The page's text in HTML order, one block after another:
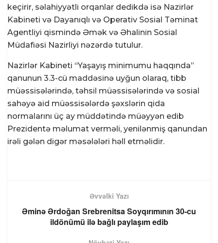
keçirir, səlahiyyətli orqanlar dedikdə isə Nazirlər
Kabineti və Dayanıqlı və Operativ Sosial Təminat
Agentliyi qismində Əmək və Əhalinin Sosial
Müdafiəsi Nazirliyi nəzərdə tutulur.
Nazirlər Kabineti “Yaşayış minimumu haqqında”
qanunun 3.3-cü maddəsinə uyğun olaraq, tibb
müəssisələrində, təhsil müəssisələrində və sosial
sahəyə aid müəssisələrdə şəxslərin qida
normalarını üç ay müddətində müəyyən edib
Prezidentə məlumat verməli, yenilənmiş qanundan
irəli gələn digər məsələləri həll etməlidir.
Əvvəlki Yazı
Əminə Ərdoğan Srebrenitsa Soyqırımının 30-cu
ildönümü ilə bağlı paylaşım edib